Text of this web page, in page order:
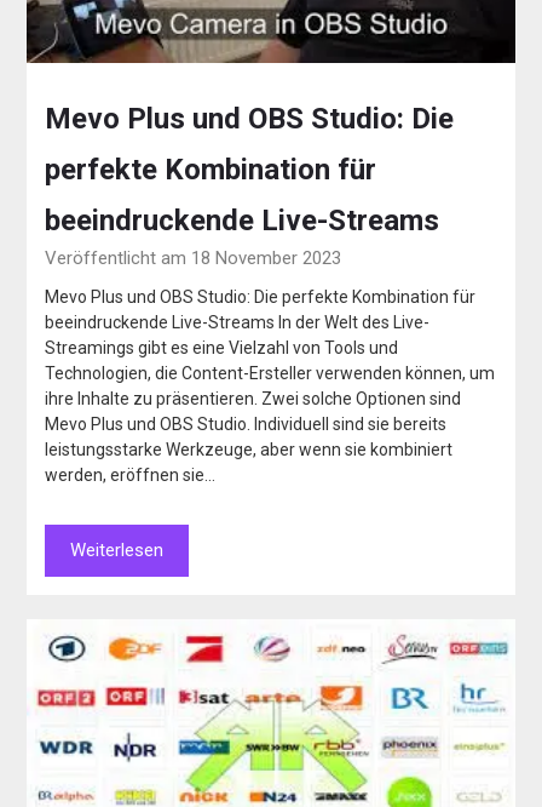
Mevo Plus und OBS Studio: Die
perfekte Kombination für
beeindruckende Live-Streams
Veröffentlicht am 18 November 2023
Mevo Plus und OBS Studio: Die perfekte Kombination für
beeindruckende Live-Streams In der Welt des Live-
Streamings gibt es eine Vielzahl von Tools und
Technologien, die Content-Ersteller verwenden können, um
ihre Inhalte zu präsentieren. Zwei solche Optionen sind
Mevo Plus und OBS Studio. Individuell sind sie bereits
leistungsstarke Werkzeuge, aber wenn sie kombiniert
werden, eröffnen sie…
Weiterlesen